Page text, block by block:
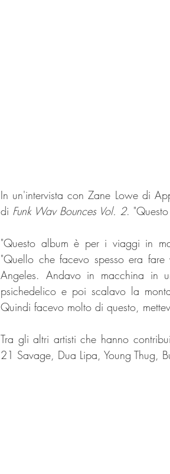
In un'intervista con Zane Lowe di
di Funk Wav Bounces Vol. 2.
"Questo album è per i viaggi in
"Quello che facevo spesso era
Angeles. Andavo in macchina in
psichedelico e poi scalavo la
Tra gli altri artisti che hanno
21 Savage, Dua Lipa, Young Thug,